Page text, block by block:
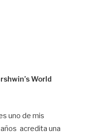
World
uno de mis
acredita una